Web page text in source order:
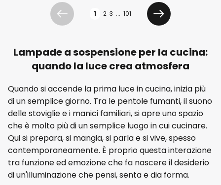
Precedente 1 2 3 ... 101
Prossimo
Lampade a sospensione per la cucina:
quando la luce crea atmosfera
Quando si accende la prima luce in cucina, inizia più
di un semplice giorno. Tra le pentole fumanti, il suono
delle stoviglie e i manici familiari, si apre uno spazio
che è molto più di un semplice luogo in cui cucinare.
Qui si prepara, si mangia, si parla e si vive, spesso
contemporaneamente. È proprio questa interazione
tra funzione ed emozione che fa nascere il desiderio
di un'illuminazione che pensi, senta e dia forma.